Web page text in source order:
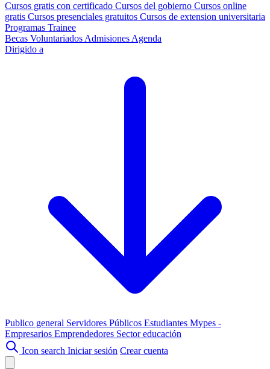
Cursos gratis con certificado Cursos del gobierno Cursos online
gratis Cursos presenciales gratuitos Cursos de extension universitaria
Programas Trainee
Becas Voluntariados Admisiones Agenda
Dirigido a
Publico general Servidores Públicos Estudiantes Mypes -
Empresarios Emprendedores Sector educación
Icon search Iniciar sesión Crear cuenta